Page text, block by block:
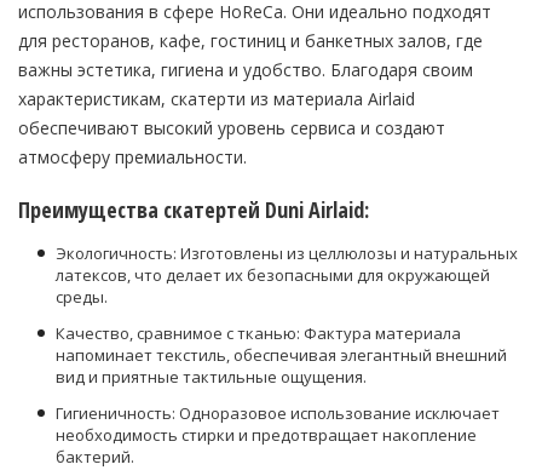
использования в сфере HoReCa. Они идеально подходят
для ресторанов, кафе, гостиниц и банкетных залов, где
важны эстетика, гигиена и удобство. Благодаря своим
характеристикам, скатерти из материала Airlaid
обеспечивают высокий уровень сервиса и создают
атмосферу премиальности.
Преимущества скатертей Duni Airlaid:
Экологичность: Изготовлены из целлюлозы и натуральных
латексов, что делает их безопасными для окружающей
среды.
Качество, сравнимое с тканью: Фактура материала
напоминает текстиль, обеспечивая элегантный внешний
вид и приятные тактильные ощущения.
Гигиеничность: Одноразовое использование исключает
необходимость стирки и предотвращает накопление
бактерий.